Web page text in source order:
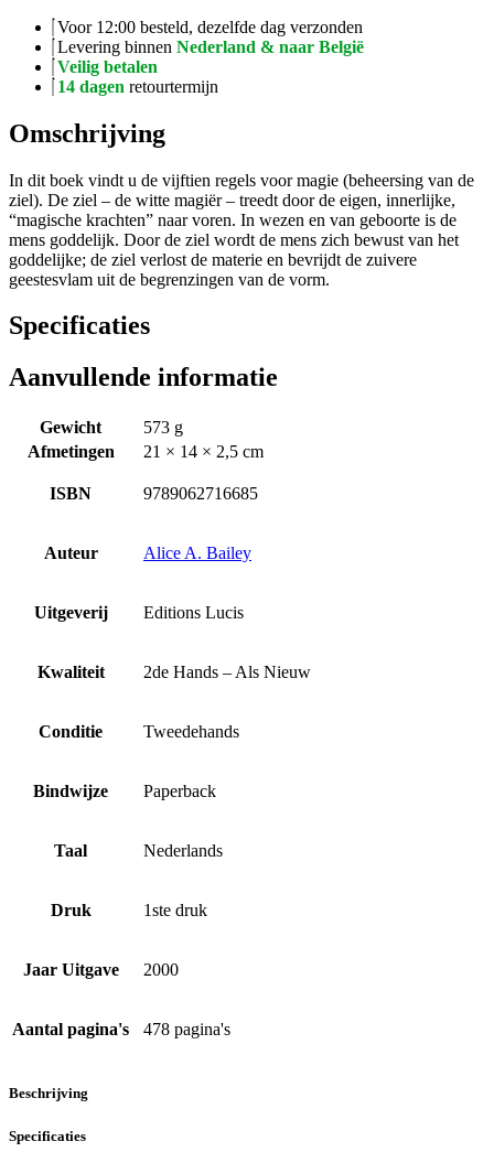
Voor 12:00 besteld, dezelfde dag verzonden
Levering binnen Nederland & naar België
Veilig betalen
14 dagen retourtermijn
Omschrijving
In dit boek vindt u de vijftien regels voor magie (beheersing van de
ziel). De ziel – de witte magiër – treedt door de eigen, innerlijke,
“magische krachten” naar voren. In wezen en van geboorte is de
mens goddelijk. Door de ziel wordt de mens zich bewust van het
goddelijke; de ziel verlost de materie en bevrijdt de zuivere
geestesvlam uit de begrenzingen van de vorm.
Specificaties
Aanvullende informatie
Gewicht
573 g
Afmetingen
21 × 14 × 2,5 cm
ISBN 9789062716685
Auteur Alice A. Bailey
Uitgeverij Editions Lucis
Kwaliteit 2de Hands – Als Nieuw
Conditie Tweedehands
Bindwijze Paperback
Taal Nederlands
Druk 1ste druk
Jaar Uitgave 2000
Aantal pagina's 478 pagina's
Beschrijving
Specificaties